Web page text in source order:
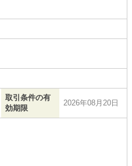
取引条件の有
効期限
2026年08月20日